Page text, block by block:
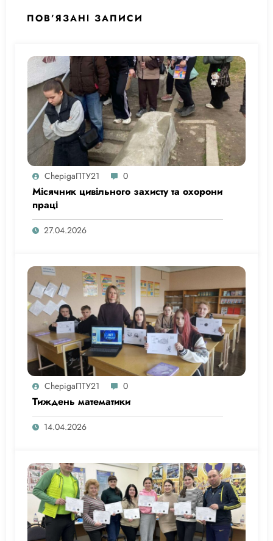
ПОВ’ЯЗАНІ ЗАПИСИ
ChepigaПТУ21 0
Місячник цивільного захисту та охорони
праці
27.04.2026
ChepigaПТУ21 0
Тиждень математики
14.04.2026